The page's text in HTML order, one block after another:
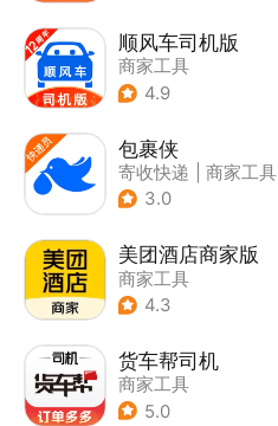
顺风车司机版
商家工具
4.9
包裹侠
寄收快递
商家工具
3.0
美团酒店商家版
商家工具
4.3
货车帮司机
商家工具
5.0